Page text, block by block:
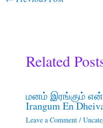
Related
மனம் இரங்கும் என்
Irangum En
Leave a Comment /